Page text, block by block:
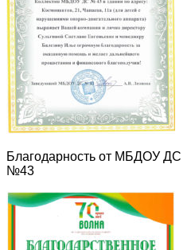
Благодарность от МБДОУ ДС
№43